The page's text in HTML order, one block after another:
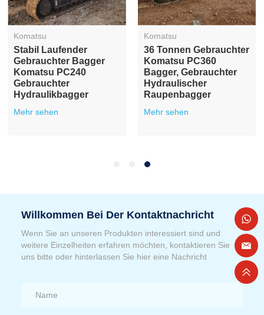
Komatsu
Stabil Laufender
Gebrauchter Bagger
Komatsu PC240
Gebrauchter
Hydraulikbagger
Mehr sehen
Komatsu
36 Tonnen Gebrauchter
Komatsu PC360
Bagger, Gebrauchter
Hydraulischer
Raupenbagger
Mehr sehen
Willkommen Bei Der Kontaktnachricht
Wenn Sie an unseren Produkten interessiert sind und
weitere Einzelheiten erfahren möchten, kontaktieren Sie
uns bitte oder hinterlassen Sie hier eine Nachricht